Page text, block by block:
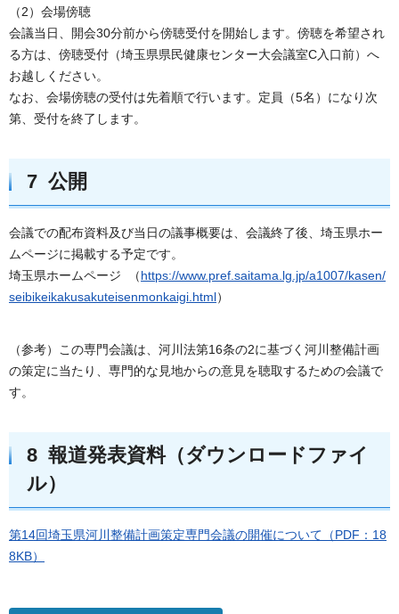
（2）会場傍聴
会議当日、開会30分前から傍聴受付を開始します。傍聴を希望され
る方は、傍聴受付（埼玉県県民健康センター大会議室C入口前）へ
お越しください。
なお、会場傍聴の受付は先着順で行います。定員（5名）になり次
第、受付を終了します。
7 公開
会議での配布資料及び当日の議事概要は、会議終了後、埼玉県ホー
ムページに掲載する予定です。
埼玉県ホームページ （https://www.pref.saitama.lg.jp/a1007/kasen/
seibikeikakusakuteisenmonkaigi.html）
（参考）この専門会議は、河川法第16条の2に基づく河川整備計画
の策定に当たり、専門的な見地からの意見を聴取するための会議で
す。
8 報道発表資料（ダウンロードファイ
ル）
第14回埼玉県河川整備計画策定専門会議の開催について（PDF：18
8KB）